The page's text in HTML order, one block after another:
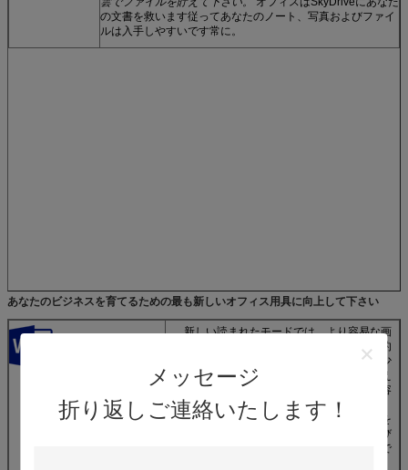
メッセージ
折り返しご連絡いたします！
の文書を救います従ってあなたのノート、写真およびファイ
ルは入手しやすいです常に。
あなたのビジネスを育てるための最も新しいオフィス用具に向上して下さい
新しい読まれたモードでは、より容易な画
面上の読書のためのコラムで退潮を自動的
にショートメッセージを送って下さい。少
数のメニューはあなたの読書に価値を加え
る用具と一緒にだけ伴われるあなたの内容
のより高い焦点を意味します。
単語でそれを作成したように単語のPDFを
開け、内容を、パラグラフ、リストおよび
テーブルのような編集することを楽しんで